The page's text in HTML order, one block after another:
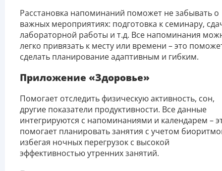
Расстановка напоминаний поможет не забывать о
важных мероприятиях: подготовка к семинару,
лабораторной работы и т.д. Все напоминания
легко привязать к месту или времени – это
сделать планирование адаптивным и гибким.
Приложение «Здоровье»
Помогает отследить физическую активность, сон,
другие показатели продуктивности. Все данные
интегрируются с напоминаниями и календарем –
помогает планировать занятия с учетом
избегая ночных перегрузок с высокой
эффективностью утренних занятий.